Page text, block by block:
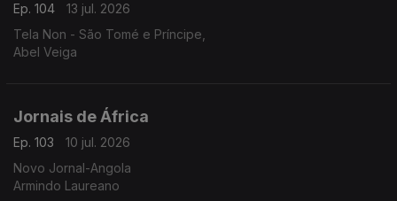
Ep. 104
13 jul. 2026
Tela Non - São Tomé e Príncipe,
Abel Veiga
Jornais de África
Ep. 103
10 jul. 2026
Novo Jornal-Angola
Armindo Laureano